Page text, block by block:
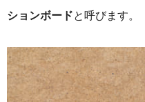
ションボードと呼びます。